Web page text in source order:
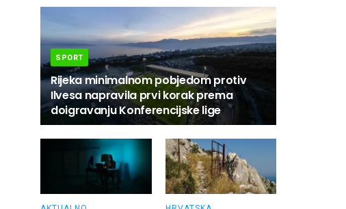
SPORT
Rijeka minimalnom pobjedom protiv
Ilvesa napravila prvi korak prema
doigravanju Konferencijske lige